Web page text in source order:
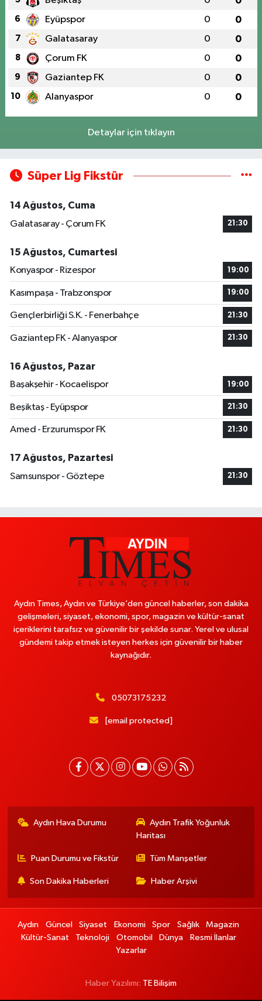
6 Eyüpspor 0 0
7 Galatasaray 0 0
8 Çorum FK 0 0
9 Gaziantep FK 0 0
10 Alanyaspor 0 0
Detaylar için tıklayın
Süper Lig Fikstür
14 Ağustos, Cuma
Galatasaray - Çorum FK
21:30
15 Ağustos, Cumartesi
Konyaspor - Rizespor
19:00
Kasımpaşa - Trabzonspor 19:00
Gençlerbirliği S.K. - Fenerbahçe 21:30
Gaziantep FK - Alanyaspor 21:30
16 Ağustos, Pazar
Başakşehir - Kocaelispor
19:00
Beşiktaş - Eyüpspor 21:30
Amed - Erzurumspor FK 21:30
17 Ağustos, Pazartesi
Samsunspor - Göztepe
21:30
Aydın Times, Aydın ve Türkiye’den güncel haberler, son dakika
gelişmeleri, siyaset, ekonomi, spor, magazin ve kültür-sanat
içeriklerini tarafsız ve güvenilir bir şekilde sunar. Yerel ve ulusal
gündemi takip etmek isteyen herkes için güvenilir bir haber
kaynağıdır.
05073175232
[email protected]
Aydın Hava Durumu
Aydın Trafik Yoğunluk
Haritası
Puan Durumu ve Fikstür Tüm Manşetler
Son Dakika Haberleri Haber Arşivi
Aydın Güncel Siyaset Ekonomi Spor Sağlık
Magazin
Kültür-Sanat
Teknoloji Otomobil Dünya
Resmi İlanlar
Yazarlar
Haber Yazılımı: TE Bilişim